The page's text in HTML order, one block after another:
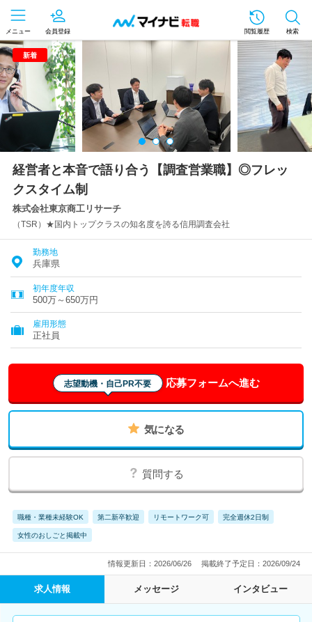
メニュー 会員登録 閲覧履歴 検索
新着
経営者と本音で語り合う【調査営業職】◎フレッ
クスタイム制
株式会社東京商工リサーチ
（TSR）★国内トップクラスの知名度を誇る信用調査会社
勤務地
兵庫県
初年度年収
500万～650万円
雇用形態
正社員
志望動機・自己PR不要 応募フォームへ進む
気になる
質問する
職種・業種未経験OK 第二新卒歓迎 リモートワーク可 完全週休2日制
女性のおしごと掲載中
情報更新日：2026/06/26 掲載終了予定日：2026/09/24
求人情報 メッセージ インタビュー